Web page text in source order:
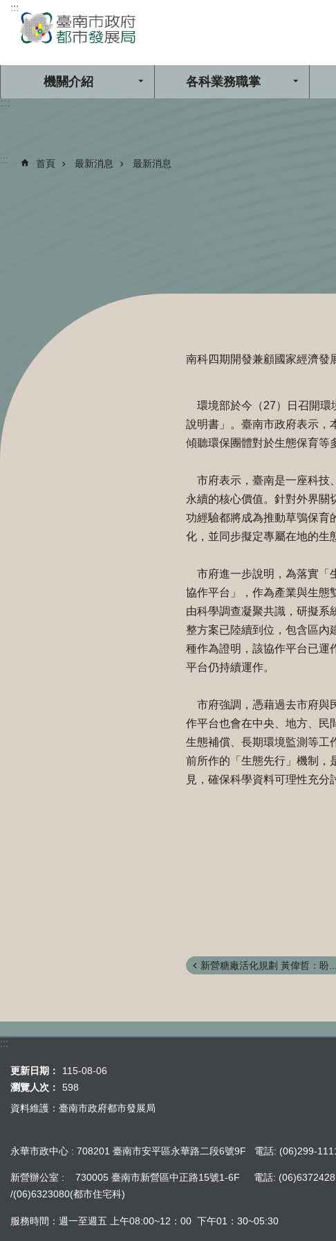
跳到主要內容區塊
:::
:::
機關介紹 各科業務職掌
::: 首頁 最新消息 最新消息
南科四期開發兼顧國家經濟發
環境部於今（27）日召開環
說明書」。臺南市政府表示，
傾聽環保團體對於生態保育等
市府表示，臺南是一座科技
永續的核心價值。針對外界關
功經驗都將成為推動草鴞保育
化，並同步擬定專屬在地的生
市府進一步說明，為落實「
協作平台」，作為產業與生態
由科學調查凝聚共識，研擬系
整方案已陸續到位，包含區內
種作為證明，該協作平台已運
平台仍持續運作。
市府強調，憑藉過去市府與
作平台也會在中央、地方、民
生態補償、長期環境監測等工
前所作的「生態先行」機制，
見，確保科學資料可理性充分
新營糖廠活化規劃 黃偉哲：盼...
:::
更新日期：
115-08-06
瀏覽人次：
598
資料維護：臺南市政府都市發展局
永華市政中心 : 708201 臺南市安平區永華路二段6號9F 電話: (06)299-
新營辦公室 : 730005 臺南市新營區中正路15號1-6F 電話:
/(06)6323080(都市住宅科)
服務時間：週一至週五 上午08:00~12：00 下午01：30~05:30